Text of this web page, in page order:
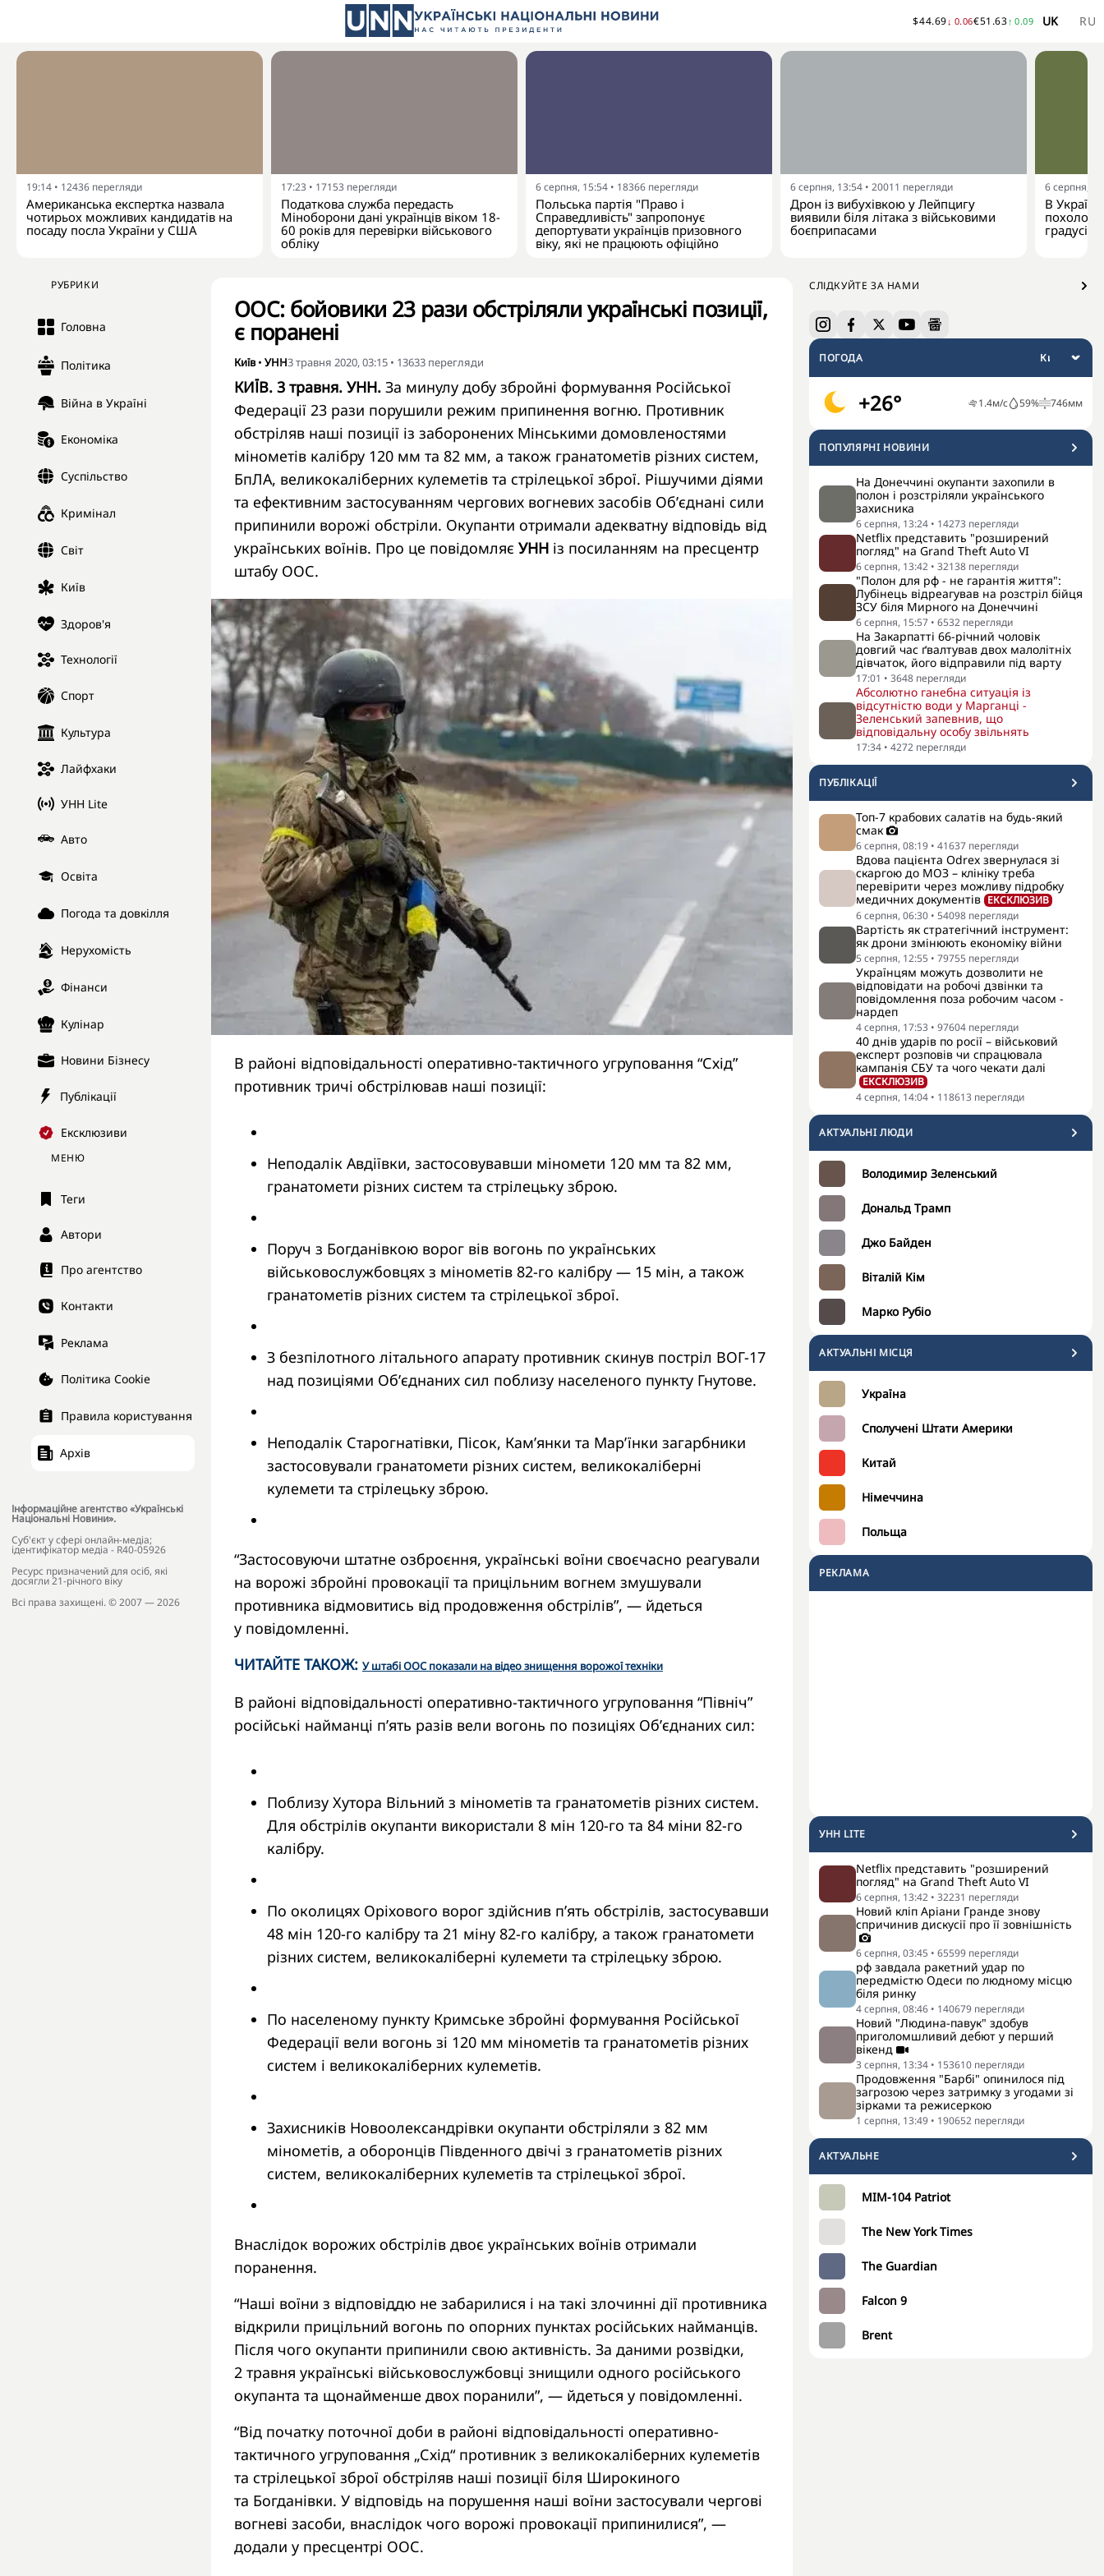
$44.69↓ 0.06€51.63↑ 0.09 UK RU
19:14 • 12436 перегляди
Американська експертка назвала
чотирьох можливих кандидатів на
посаду посла України у США
17:23 • 17153 перегляди
Податкова служба передасть
Міноборони дані українців віком 18-
60 років для перевірки військового
обліку
6 серпня, 15:54 • 18366 перегляди
Польська партія "Право і
Справедливість" запропонує
депортувати українців призовного
віку, які не працюють офіційно
6 серпня, 13:54 • 20011 перегляди
Дрон із вибухівкою у Лейпцигу
виявили біля літака з військовими
боєприпасами
6 серпня,
В
градусів
РУБРИКИ
Головна
Політика
Війна в Україні
Економіка
Суспільство
Кримінал
Світ
Київ
Здоров'я
Технології
Спорт
Культура
Лайфхаки
УНН Lite
Авто
Освіта
Погода та довкілля
Нерухомість
Фінанси
Кулінар
Новини Бізнесу
Публікації
Ексклюзиви
МЕНЮ
Теги
Автори
Про агентство
Контакти
Реклама
Політика Cookie
Правила користування
Архів
Інформаційне агентство «Українські
Національні Новини».
Cуб'єкт у сфері онлайн-медіа;
ідентифікатор медіа - R40-05926
Ресурс призначений для осіб, які
досягли 21-річного віку
Всі права захищені. © 2007 — 2026
СЛІДКУЙТЕ ЗА НАМИ
ПОГОДА
+26° 1.4м/с 59% 746мм
ПОПУЛЯРНI НОВИНИ
На Донеччині окупанти захопили в
полон і розстріляли українського
захисника
6 серпня, 13:24 • 14273 перегляди
Netflix представить "розширений
погляд" на Grand Theft Auto VI
6 серпня, 13:42 • 32138 перегляди
"Полон для рф - не гарантія життя":
Лубінець відреагував на розстріл бійця
ЗСУ біля Мирного на Донеччині
6 серпня, 15:57 • 6532 перегляди
На Закарпатті 66-річний чоловік
довгий час ґвалтував двох малолітніх
дівчаток, його відправили під варту
17:01 • 3648 перегляди
Абсолютно ганебна ситуація із
відсутністю води у Марганці -
Зеленський запевнив, що
відповідальну особу звільнять
17:34 • 4272 перегляди
ПУБЛІКАЦІЇ
Топ-7 крабових салатів на будь-який
смак
6 серпня, 08:19 • 41637 перегляди
Вдова пацієнта Odrex звернулася зі
скаргою до МОЗ – клініку треба
перевірити через можливу підробку
медичних документів ЕКСКЛЮЗИВ
6 серпня, 06:30 • 54098 перегляди
Вартість як стратегічний інструмент:
як дрони змінюють економіку війни
5 серпня, 12:55 • 79755 перегляди
Українцям можуть дозволити не
відповідати на робочі дзвінки та
повідомлення поза робочим часом -
нардеп
4 серпня, 17:53 • 97604 перегляди
40 днів ударів по росії – військовий
експерт розповів чи спрацювала
кампанія СБУ та чого чекати далі
ЕКСКЛЮЗИВ
4 серпня, 14:04 • 118613 перегляди
АКТУАЛЬНI ЛЮДИ
Володимир Зеленський
Дональд Трамп
Джо Байден
Віталій Кім
Марко Рубіо
АКТУАЛЬНІ МІСЦЯ
Україна
Сполучені Штати Америки
Китай
Німеччина
Польща
РЕКЛАМА
УНН LITE
Netflix представить "розширений
погляд" на Grand Theft Auto VI
6 серпня, 13:42 • 32231 перегляди
Новий кліп Аріани Гранде знову
спричинив дискусії про її зовнішність
6 серпня, 03:45 • 65599 перегляди
рф завдала ракетний удар по
передмістю Одеси по людному місцю
біля ринку
4 серпня, 08:46 • 140679 перегляди
Новий "Людина-павук" здобув
приголомшливий дебют у перший
вікенд
3 серпня, 13:34 • 153610 перегляди
Продовження "Барбі" опинилося під
загрозою через затримку з угодами зі
зірками та режисеркою
1 серпня, 13:49 • 190652 перегляди
АКТУАЛЬНЕ
MIM-104 Patriot
The New York Times
The Guardian
Falcon 9
Brent
ООС: бойовики 23 рази обстріляли українські позиції,
є поранені
Київ• УНН3 травня 2020, 03:15 • 13633 перегляди
КИЇВ. 3 травня. УНН. За минулу добу збройні формування Російської
Федерації 23 рази порушили режим припинення вогню. Противник
обстріляв наші позиції із заборонених Мінськими домовленостями
мінометів калібру 120 мм та 82 мм, а також гранатометів різних систем,
БпЛА, великокаліберних кулеметів та стрілецької зброї. Рішучими діями
та ефективним застосуванням чергових вогневих засобів Об’єднані сили
припинили ворожі обстріли. Окупанти отримали адекватну відповідь від
українських воїнів. Про це повідомляє УНН із посиланням на пресцентр
штабу ООС.
В районі відповідальності оперативно-тактичного угруповання “Схід”
противник тричі обстрілював наші позиції:
Неподалік Авдіївки, застосовувавши міномети 120 мм та 82 мм,
гранатомети різних систем та стрілецьку зброю.
Поруч з Богданівкою ворог вів вогонь по українських
військовослужбовцях з мінометів 82-го калібру — 15 мін, а також
гранатометів різних систем та стрілецької зброї.
З безпілотного літального апарату противник скинув постріл ВОГ-17
над позиціями Об’єднаних сил поблизу населеного пункту Гнутове.
Неподалік Старогнатівки, Пісок, Кам’янки та Мар’їнки загарбники
застосовували гранатомети різних систем, великокаліберні
кулемети та стрілецьку зброю.
“Застосовуючи штатне озброєння, українські воїни своєчасно реагували
на ворожі збройні провокації та прицільним вогнем змушували
противника відмовитись від продовження обстрілів”, — йдеться
у повідомленні.
ЧИТАЙТЕ ТАКОЖ: У штабі ООС показали на відео знищення ворожої техніки
В районі відповідальності оперативно-тактичного угруповання “Північ”
російські найманці п’ять разів вели вогонь по позиціях Об’єднаних сил:
Поблизу Хутора Вільний з мінометів та гранатометів різних систем.
Для обстрілів окупанти використали 8 мін 120-го та 84 міни 82-го
калібру.
По околицях Оріхового ворог здійснив п’ять обстрілів, застосувавши
48 мін 120-го калібру та 21 міну 82-го калібру, а також гранатомети
різних систем, великокаліберні кулемети та стрілецьку зброю.
По населеному пункту Кримське збройні формування Російської
Федерації вели вогонь зі 120 мм мінометів та гранатометів різних
систем і великокаліберних кулеметів.
Захисників Новоолександрівки окупанти обстріляли з 82 мм
мінометів, а оборонців Південного двічі з гранатометів різних
систем, великокаліберних кулеметів та стрілецької зброї.
Внаслідок ворожих обстрілів двоє українських воїнів отримали
поранення.
“Наші воїни з відповіддю не забарилися і на такі злочинні дії противника
відкрили прицільний вогонь по опорних пунктах російських найманців.
Після чого окупанти припинили свою активність. За даними розвідки,
2 травня українські військовослужбовці знищили одного російського
окупанта та щонайменше двох поранили”, — йдеться у повідомленні.
“Від початку поточної доби в районі відповідальності оперативно-
тактичного угруповання „Схід“ противник з великокаліберних кулеметів
та стрілецької зброї обстріляв наші позиції біля Широкиного
та Богданівки. У відповідь на порушення наші воїни застосували чергові
вогневі засоби, внаслідок чого ворожі провокації припинилися”, —
додали у пресцентрі ООС.